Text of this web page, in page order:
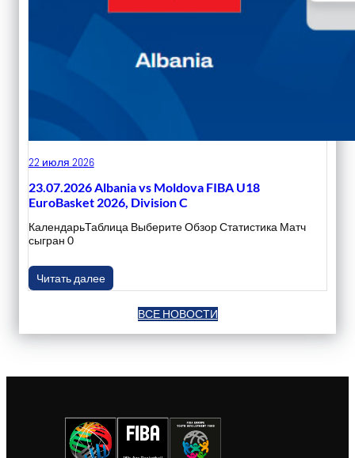
22 июля 2026
23.07.2026 Albania vs Moldova FIBA U18
EuroBasket 2026, Division C
КалендарьТаблица Выберите Обзор Статистика Матч
сыгран 0
Читать далее
ВСЕ НОВОСТИ